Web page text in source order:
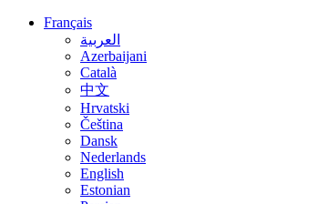
Français
العربية
Azerbaijani
Català
中文
Hrvatski
Čeština
Dansk
Nederlands
English
Estonian